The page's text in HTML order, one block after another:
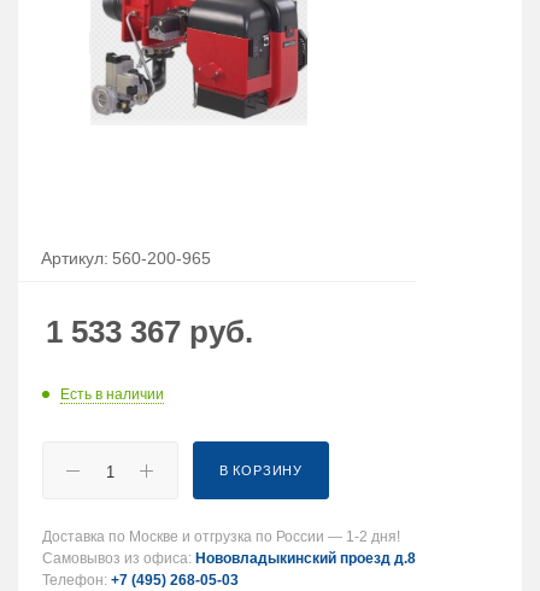
Артикул: 560-200-965
1 533 367 руб.
Есть в наличии
В КОРЗИНУ
Доставка по Москве и отгрузка по России — 1-2 дня!
Самовывоз из офиса: Нововладыкинский проезд д.8
Телефон: +7 (495) 268-05-03